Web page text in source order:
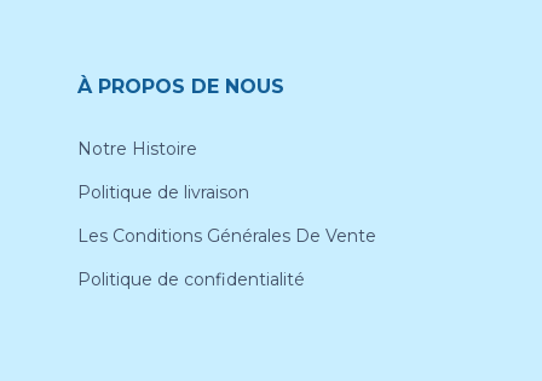
À PROPOS DE NOUS
Notre Histoire
Politique de livraison
Les Conditions Générales De Vente
Politique de confidentialité